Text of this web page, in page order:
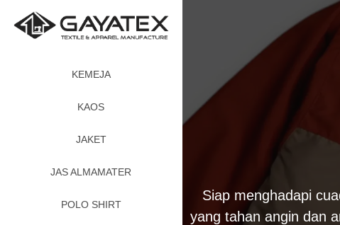
KEMEJA
KAOS
JAKET
JAS ALMAMATER
POLO SHIRT
Siap menghadapi
yang tahan angin dan